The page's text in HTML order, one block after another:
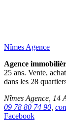
Nîmes Agence
Agence
25 ans. Vente,
dans les 28
Nîmes Agence, 14
09 78 80 74 90
Facebook